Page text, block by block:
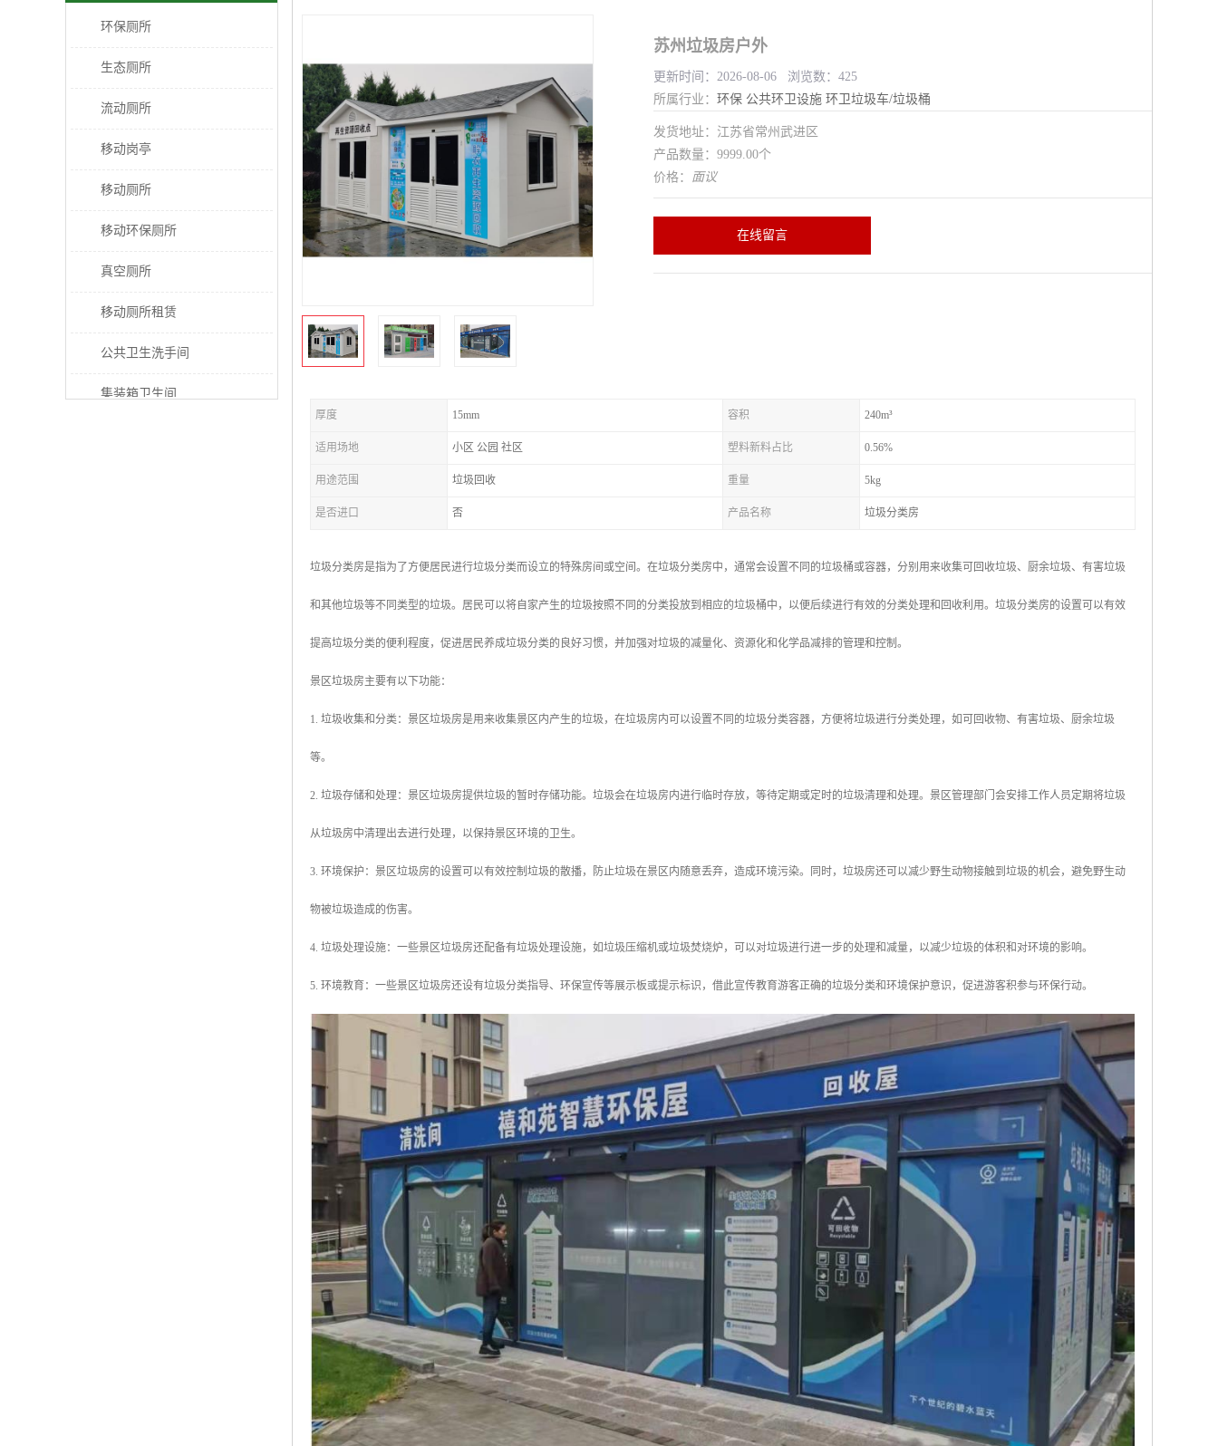
环保厕所
生态厕所
流动厕所
移动岗亭
移动厕所
移动环保厕所
真空厕所
移动厕所租赁
公共卫生洗手间
集装箱卫生间
苏州垃圾房户外
更新时间：2026-08-06 浏览数：425
所属行业： 环保 公共环卫设施 环卫垃圾车/垃圾桶
发货地址：江苏省常州武进区
产品数量：9999.00个
价格： 面议
在线留言
厚度 15mm 容积 240m³
适用场地 小区 公园 社区 塑料新料占比 0.56%
用途范围 垃圾回收 重量 5kg
是否进口 否 产品名称 垃圾分类房
垃圾分类房是指为了方便居民进行垃圾分类而设立的特殊房间或空间。在垃圾分类房中，通常会设置不同的垃圾桶或容器，分别用来收集可回收垃圾、厨余垃圾、有害垃圾
和其他垃圾等不同类型的垃圾。居民可以将自家产生的垃圾按照不同的分类投放到相应的垃圾桶中，以便后续进行有效的分类处理和回收利用。垃圾分类房的设置可以有效
提高垃圾分类的便利程度，促进居民养成垃圾分类的良好习惯，并加强对垃圾的减量化、资源化和化学品减排的管理和控制。
景区垃圾房主要有以下功能：
1. 垃圾收集和分类：景区垃圾房是用来收集景区内产生的垃圾，在垃圾房内可以设置不同的垃圾分类容器，方便将垃圾进行分类处理，如可回收物、有害垃圾、厨余垃圾
等。
2. 垃圾存储和处理：景区垃圾房提供垃圾的暂时存储功能。垃圾会在垃圾房内进行临时存放，等待定期或定时的垃圾清理和处理。景区管理部门会安排工作人员定期将垃圾
从垃圾房中清理出去进行处理，以保持景区环境的卫生。
3. 环境保护：景区垃圾房的设置可以有效控制垃圾的散播，防止垃圾在景区内随意丢弃，造成环境污染。同时，垃圾房还可以减少野生动物接触到垃圾的机会，避免野生动
物被垃圾造成的伤害。
4. 垃圾处理设施：一些景区垃圾房还配备有垃圾处理设施，如垃圾压缩机或垃圾焚烧炉，可以对垃圾进行进一步的处理和减量，以减少垃圾的体积和对环境的影响。
5. 环境教育：一些景区垃圾房还设有垃圾分类指导、环保宣传等展示板或提示标识，借此宣传教育游客正确的垃圾分类和环境保护意识，促进游客积参与环保行动。